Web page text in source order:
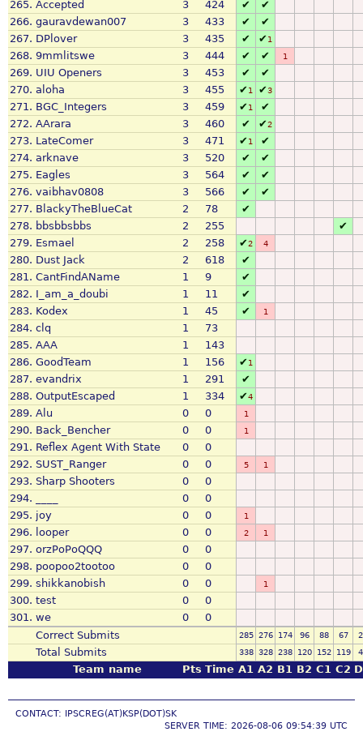
265. Accepted 3 424 ✔
✔
266. gauravdewan007 3 433 ✔
✔
267. DPlover 3 435 ✔ ✔1
268. 9mmlitswe 3 444 ✔ ✔ 1
269. UIU Openers 3 453 ✔
✔
270. aloha 3 455 ✔1 ✔3
271. BGC_Integers 3 459 ✔1
✔
272. AArara 3 460 ✔ ✔2
273. LateComer 3 471 ✔1
✔
274. arknave 3 520 ✔
✔
275. Eagles 3 564 ✔
✔
276. vaibhav0808 3 566 ✔
✔
277. BlackyTheBlueCat 2 78
✔
278. bbsbbsbbs 2 255
✔
279. Esmael 2 258 ✔2 4
280. Dust Jack 2 618
✔
281. CantFindAName 1 9
✔
282. I_am_a_doubi 1 11
✔
283. Kodex 1 45 ✔ 1
284. clq 1
73
285. AAA 1
143
286. GoodTeam 1 156 ✔1
287. evandrix 1 291
✔
288. OutputEscaped 1 334 ✔4
289. Alu 0 0 1
290. Back_Bencher 0 0 1
291. Reflex Agent With State 0
0
292. SUST_Ranger 0 0 5 1
293. Sharp Shooters 0
0
294.
0
0
295. joy 0 0 1
296. looper 0 0 2 1
297. orzPoPoQQQ 0
0
298. poopoo2tootoo 0
0
299. shikkanobish 0 0 1
300. test 0
0
301. we 0
0
Correct Submits
285 276 174 96 88 67
Total Submits 338 328 238 120 152 119
Team name Pts Time A1 A2 B1 B2 C1 C2
CONTACT: IPSCREG(AT)KSP(DOT)SK
SERVER TIME: 2026-08-06 09:54:39 UTC